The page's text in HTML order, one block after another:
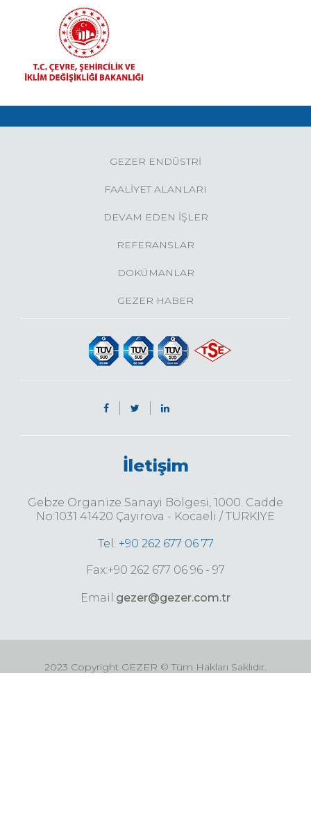
GEZER ENDÜSTRİ
FAALİYET ALANLARI
DEVAM EDEN İŞLER
REFERANSLAR
DOKÜMANLAR
GEZER HABER
İletişim
Gebze Organize Sanayi Bölgesi, 1000. Cadde
No:1031 41420 Çayırova - Kocaeli / TURKIYE
Tel: +90 262 677 06 77
Fax:+90 262 677 06 96 - 97
Email:gezer@gezer.com.tr
2023 Copyright GEZER © Tüm Hakları Saklıdır.